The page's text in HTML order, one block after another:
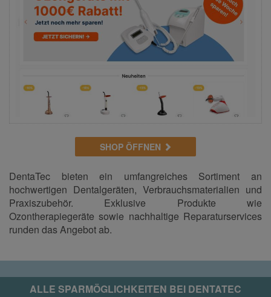
SHOP ÖFFNEN
DentaTec bieten ein umfangreiches Sortiment an
hochwertigen Dentalgeräten, Verbrauchsmaterialien und
Praxiszubehör. Exklusive Produkte wie
Ozontherapiegeräte sowie nachhaltige Reparaturservices
runden das Angebot ab.
ALLE SPARMÖGLICHKEITEN BEI DENTATEC